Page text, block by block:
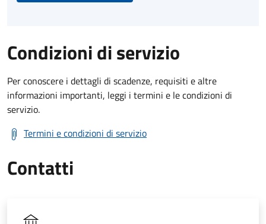
Condizioni di servizio
Per conoscere i dettagli di scadenze, requisiti e altre
informazioni importanti, leggi i termini e le condizioni di
servizio.
Termini e condizioni di servizio
Contatti